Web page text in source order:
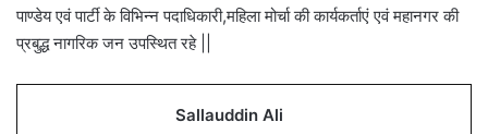
पाण्डेय एवं पार्टी के विभिन्न पदाधिकारी,महिला मोर्चा की कार्यकर्ताएं एवं महानगर की
प्रबुद्ध नागरिक जन उपस्थित रहे ||
Sallauddin Ali